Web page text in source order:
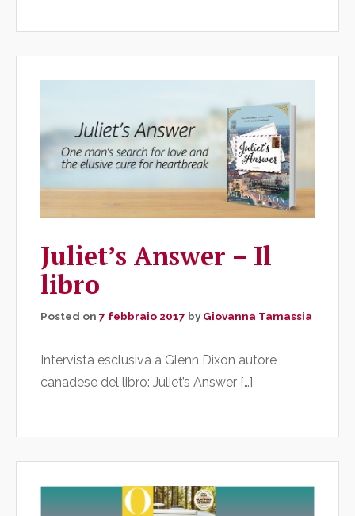
Juliet’s Answer – Il
libro
Posted on 7 febbraio 2017 by Giovanna Tamassia
Intervista esclusiva a Glenn Dixon autore
canadese del libro: Juliet’s Answer […]